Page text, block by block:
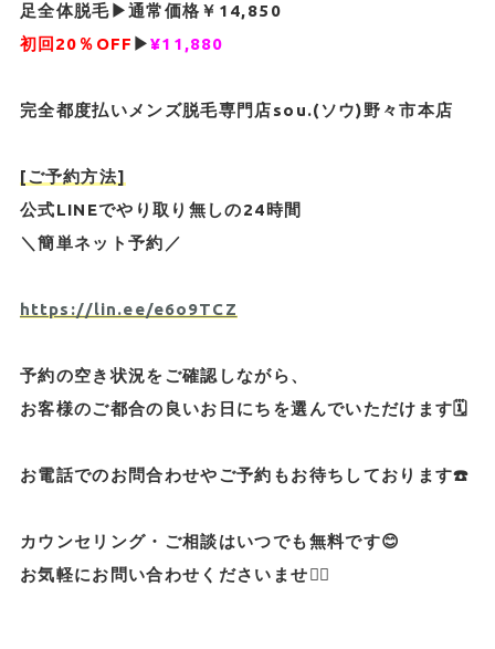
足全体脱毛▶︎通常価格￥14,850
初回20％OFF ▶︎¥11,880
完全都度払いメンズ脱毛専門店sou.(ソウ)野々市本店
[ご予約方法]
公式LINEでやり取り無しの24時間
＼簡単ネット予約／
https://lin.ee/e6o9TCZ
予約の空き状況をご確認しながら、
お客様のご都合の良いお日にちを選んでいただけます🗓️
お電話でのお問合わせやご予約もお待ちしております☎️
カウンセリング・ご相談はいつでも無料です😊
お気軽にお問い合わせくださいませ🙇‍♂️